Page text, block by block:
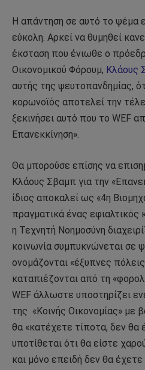
Η απάντηση σε αυτό το ψέμα
εύκολη. Αρκεί να θυμηθεί
έκσταση που ένιωθε ο
Οικονομικού Φόρουμ, Κλάους
αυτής της ψευτοπανδημίας,
κορωνοϊός αποτελεί την
ξεκινήσει αυτό που το WEF
Επανεκκίνηση».
Θα μπορούσε επίσης να
Κλάους Σβαμπ για την
ίδιος αποκαλεί ως «4η
πραγματικά ένας εφιαλτικός
η Τεχνητή Νοημοσύνη
κοινωνία συμπυκνώνεται σε
ονομάζονται «έξυπνες
καταπιέζονται από τη
WEF άλλωστε υποστηρίζει
της «Κοινής Οικονομίας» με
θα «κατέχετε τίποτα, δεν θα
υποτίθεται ότι θα είστε
και μόνο επειδή δεν θα έχετε